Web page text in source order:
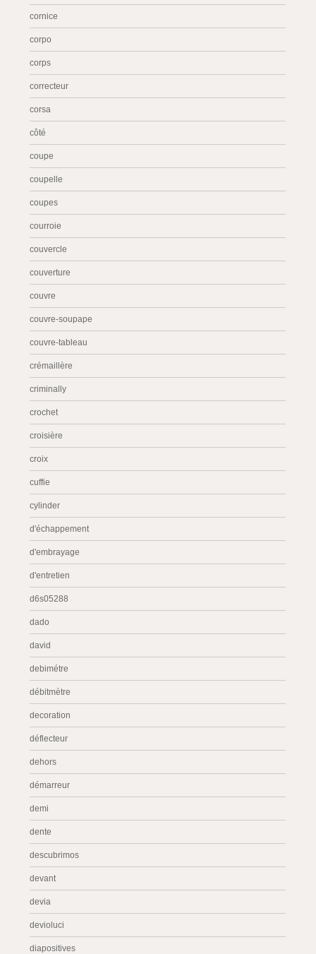
cornice
corpo
corps
correcteur
corsa
côté
coupe
coupelle
coupes
courroie
couvercle
couverture
couvre
couvre-soupape
couvre-tableau
crémaillère
criminally
crochet
croisière
croix
cuffie
cylinder
d'échappement
d'embrayage
d'entretien
d6s05288
dado
david
debimétre
débitmètre
decoration
déflecteur
dehors
démarreur
demi
dente
descubrimos
devant
devia
devioluci
diapositives